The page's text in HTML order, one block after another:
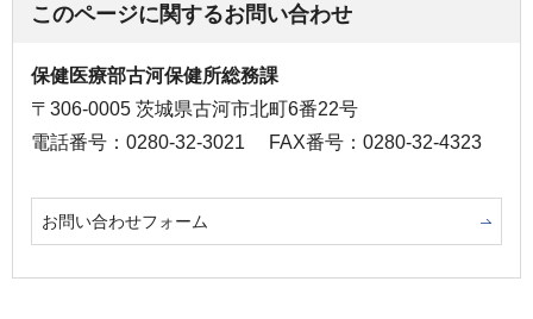
このページに関するお問い合わせ
保健医療部古河保健所総務課
〒306-0005 茨城県古河市北町6番22号
電話番号：0280-32-3021
FAX番号：0280-32-4323
お問い合わせフォーム